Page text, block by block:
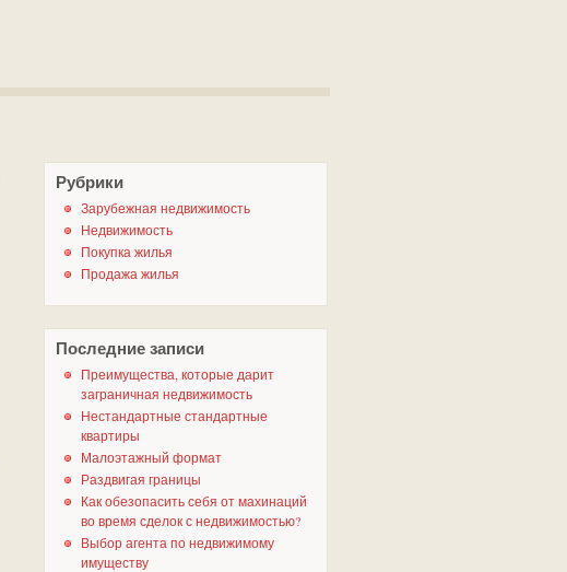
Рубрики
Зарубежная недвижимость
Недвижимость
Покупка жилья
Продажа жилья
Последние записи
Преимущества, которые дарит
заграничная недвижимость
Нестандартные стандартные
квартиры
Малоэтажный формат
Раздвигая границы
Как обезопасить себя от махинаций
во время сделок с недвижимостью?
Выбор агента по недвижимому
имуществу